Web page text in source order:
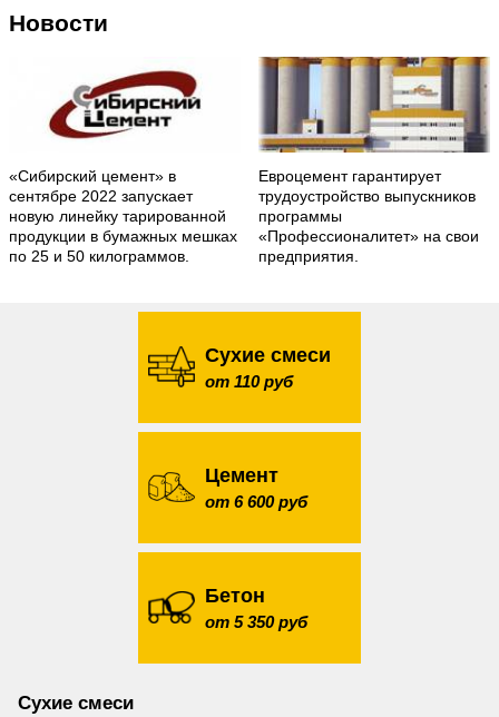
Новости
«Сибирский цемент» в
сентябре 2022 запускает
новую линейку тарированной
продукции в бумажных мешках
по 25 и 50 килограммов.
Евроцемент гарантирует
трудоустройство выпускников
программы
«Профессионалитет» на свои
предприятия.
Сухие смеси
от 110 руб
Цемент
от 6 600 руб
Бетон
от 5 350 руб
Сухие смеси